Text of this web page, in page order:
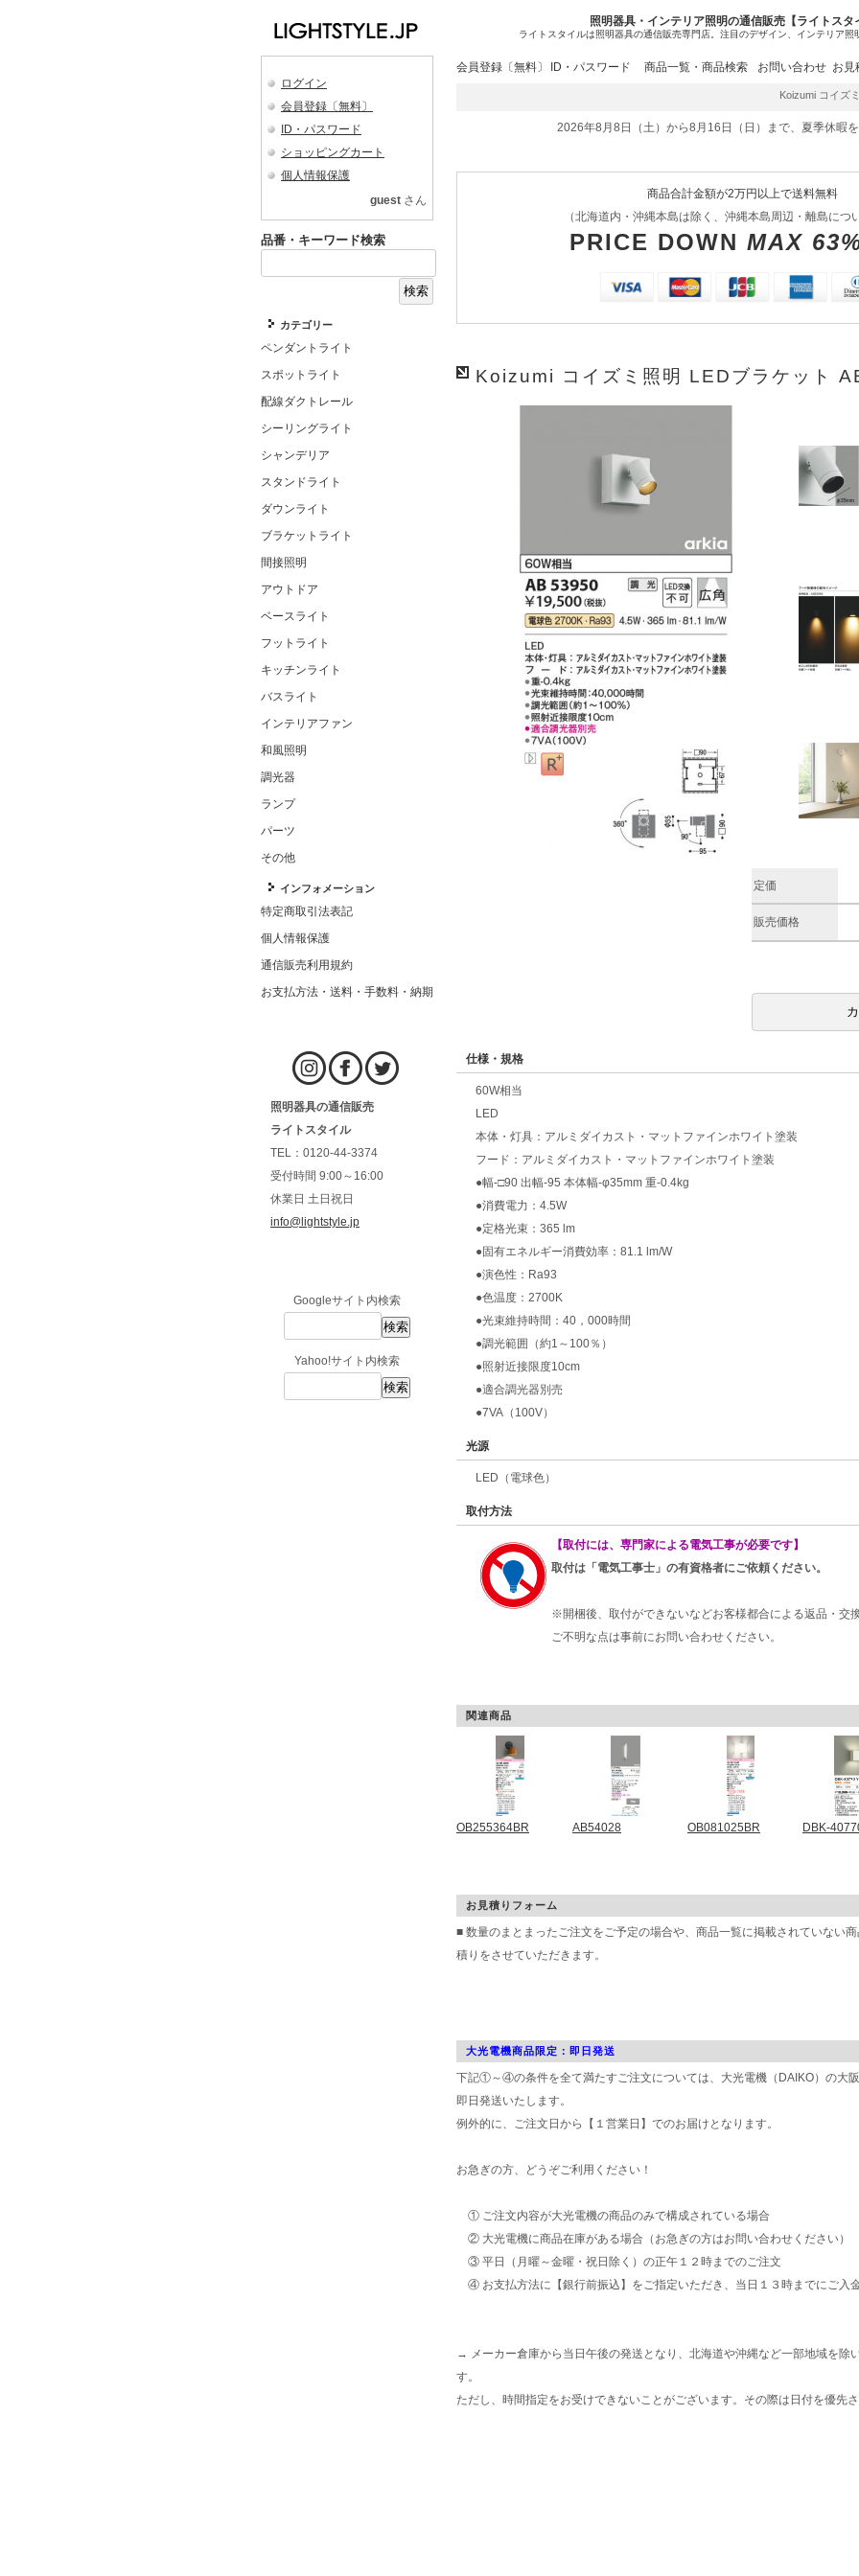
照明器具・インテリア照明の通信販売【ライトスタ
ライトスタイルは照明器具の通信販売専門店。注目のデザイン、インテリア照
ログイン
会員登録〔無料〕
ID・パスワード
ショッピングカート
個人情報保護
guest さん
品番・キーワード検索
カテゴリー
ペンダントライト
スポットライト
配線ダクトレール
シーリングライト
シャンデリア
スタンドライト
ダウンライト
ブラケットライト
間接照明
アウトドア
ベースライト
フットライト
キッチンライト
バスライト
インテリアファン
和風照明
調光器
ランプ
パーツ
その他
インフォメーション
特定商取引法表記
個人情報保護
通信販売利用規約
お支払方法・送料・手数料・納期
照明器具の通信販売
ライトスタイル
TEL：0120-44-3374
受付時間 9:00～16:00
休業日 土日祝日
info@lightstyle.jp
Googleサイト内検索
Yahoo!サイト内検索
会員登録〔無料〕 ID・パスワード 商品一覧・商品検索 お問い合わせ お見
Koizumi コイズミ照
2026年8月8日（土）から8月16日（日）まで、夏季休暇
商品合計金額が2万円以上で送料無料
（北海道内・沖縄本島は除く、沖縄本島周辺・離島につ
PRICE DOWN MAX
Koizumi コイズミ照明 LEDブラケット
定価
販売価格
仕様・規格
60W相当
LED
本体・灯具：アルミダイカスト・マットファインホワイト塗装
フード：アルミダイカスト・マットファインホワイト塗装
●幅-□90 出幅-95 本体幅-φ35mm 重-0.4kg
●消費電力：4.5W
●定格光束：365 lm
●固有エネルギー消費効率：81.1 lm/W
●演色性：Ra93
●色温度：2700K
●光束維持時間：40，000時間
●調光範囲（約1～100％）
●照射近接限度10cm
●適合調光器別売
●7VA（100V）
光源
LED（電球色）
取付方法
【取付には、専門家による電気工事が必要です】
取付は「電気工事士」の有資格者にご依頼ください。
※開梱後、取付ができないなどお客様都合による返品・交
ご不明な点は事前にお問い合わせください。
関連商品
OB255364BR AB54028 OB081025BR DBK-
お見積りフォーム
■ 数量のまとまったご注文をご予定の場合や、商品一覧に掲載されていない
積りをさせていただきます。
大光電機商品限定：即日発送
下記①～④の条件を全て満たすご注文については、大光電機（DAIKO）の大阪
即日発送いたします。
例外的に、ご注文日から【１営業日】でのお届けとなります。
お急ぎの方、どうぞご利用ください！
① ご注文内容が大光電機の商品のみで構成されている場合
② 大光電機に商品在庫がある場合（お急ぎの方はお問い合わせください）
③ 平日（月曜～金曜・祝日除く）の正午１２時までのご注文
④ お支払方法に【銀行前振込】をご指定いただき、当日１３時までにご入
→ メーカー倉庫から当日午後の発送となり、北海道や沖縄など一部地域を除
す。
ただし、時間指定をお受けできないことがございます。その際は日付を優先さ